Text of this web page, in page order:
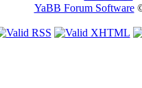
YaBB Forum Software©